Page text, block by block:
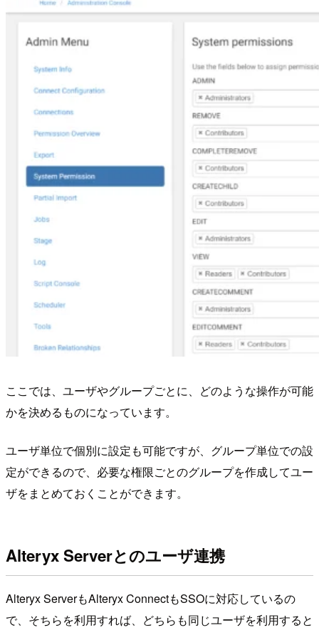
ここでは、ユーザやグループごとに、どのような操作が可能
かを決めるものになっています。
ユーザ単位で個別に設定も可能ですが、グループ単位での設
定ができるので、必要な権限ごとのグループを作成してユー
ザをまとめておくことができます。
Alteryx Serverとのユーザ連携
Alteryx ServerもAlteryx ConnectもSSOに対応しているの
で、そちらを利用すれば、どちらも同じユーザを利用すると